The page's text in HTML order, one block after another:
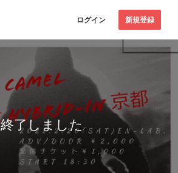
ログイン 新規登録
終了しました